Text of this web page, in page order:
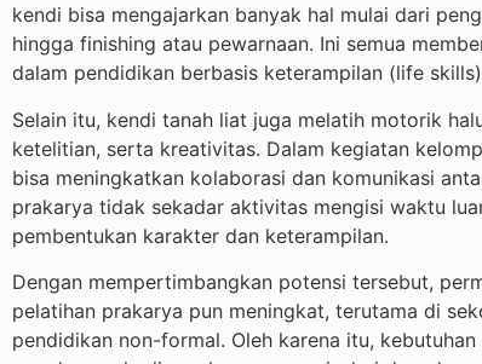
kendi bisa mengajarkan banyak hal mulai dari
hingga finishing atau pewarnaan. Ini semua
dalam pendidikan berbasis keterampilan (life
Selain itu, kendi tanah liat juga melatih motorik
ketelitian, serta kreativitas. Dalam kegiatan
bisa meningkatkan kolaborasi dan komunikasi
prakarya tidak sekadar aktivitas mengisi waktu
pembentukan karakter dan keterampilan.
Dengan mempertimbangkan potensi tersebut,
pelatihan prakarya pun meningkat, terutama di
pendidikan non-formal. Oleh karena itu,